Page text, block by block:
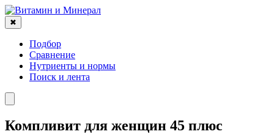
✖
Подбор
Сравнение
Нутриенты и нормы
Поиск и лента
Компливит для женщин 45 плюс